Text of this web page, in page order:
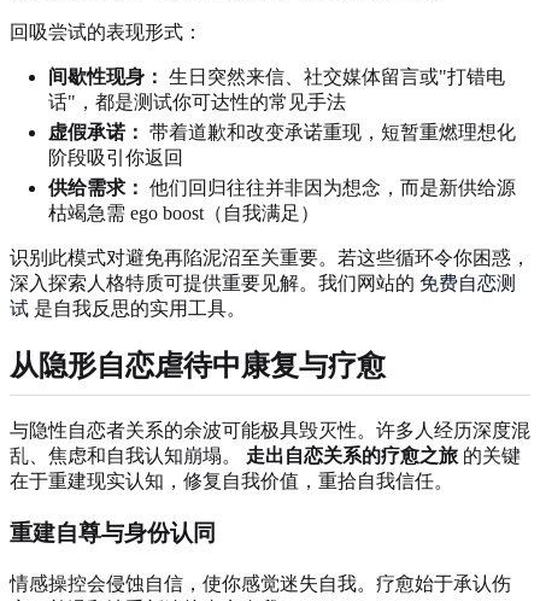
回吸尝试的表现形式：
间歇性现身： 生日突然来信、社交媒体留言或"打错电
话"，都是测试你可达性的常见手法
虚假承诺： 带着道歉和改变承诺重现，短暂重燃理想化
阶段吸引你返回
供给需求： 他们回归往往并非因为想念，而是新供给源
枯竭急需 ego boost（自我满足）
识别此模式对避免再陷泥沼至关重要。若这些循环令你困惑，
深入探索人格特质可提供重要见解。我们网站的 免费自恋测
试 是自我反思的实用工具。
从隐形自恋虐待中康复与疗愈
与隐性自恋者关系的余波可能极具毁灭性。许多人经历深度混
乱、焦虑和自我认知崩塌。 走出自恋关系的疗愈之旅 的关键
在于重建现实认知，修复自我价值，重拾自我信任。
重建自尊与身份认同
情感操控会侵蚀自信，使你感觉迷失自我。疗愈始于承认伤